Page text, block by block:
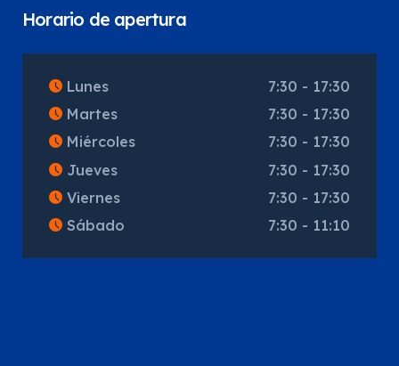
Horario de apertura
Lunes
7:30 - 17:30
Martes
7:30 - 17:30
Miércoles
7:30 - 17:30
Jueves
7:30 - 17:30
Viernes
7:30 - 17:30
Sábado
7:30 - 11:10